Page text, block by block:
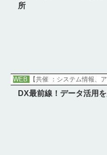
所
WEB 【共催 ：システム情報、
DX最前線！データ活用